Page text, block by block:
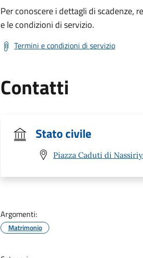
Per conoscere i dettagli di scadenze,
e le condizioni di servizio.
Termini e condizioni di servizio
Contatti
Stato civile
Piazza Caduti di
Argomenti:
Matrimonio